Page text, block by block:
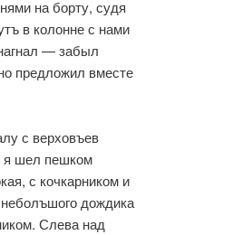
на борту, судя
в колонне с нами
— забыл
предложил вместе
с верховъев
я шел пешком
с кочкарником и
дождика
Слева над